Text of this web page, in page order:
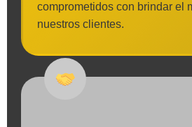
comprometidos con brindar el
nuestros clientes.